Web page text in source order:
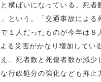
横ばいになっている。死
という。「交通事故によ
１人だったものが今年は
る災害がかなり増加してい
、死者数と死傷者数が減少
行政処分の強化なども抑